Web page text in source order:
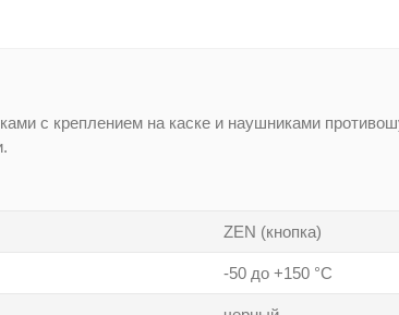
с креплением на каске и наушниками
ZEN (кнопка)
-50 до +150 °С